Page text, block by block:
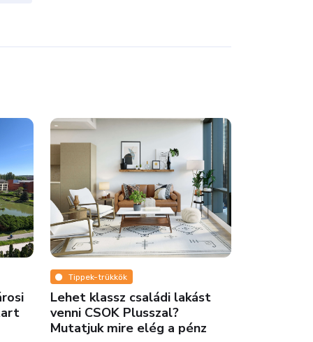
Tippek-trükkök
Lehet klassz családi lakást
venni CSOK Plusszal?
Mutatjuk mire elég a pénz